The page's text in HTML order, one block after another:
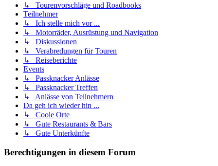
↳ Tourenvorschläge und Roadbooks
Teilnehmer
↳ Ich stelle mich vor ...
↳ Motorräder, Ausrüstung und Navigation
↳ Diskussionen
↳ Verabredungen für Touren
↳ Reiseberichte
Events
↳ Passknacker Anlässe
↳ Passknacker Treffen
↳ Anlässe von Teilnehmern
Da geh ich wieder hin ...
↳ Coole Orte
↳ Gute Restaurants & Bars
↳ Gute Unterkünfte
Berechtigungen in diesem Forum